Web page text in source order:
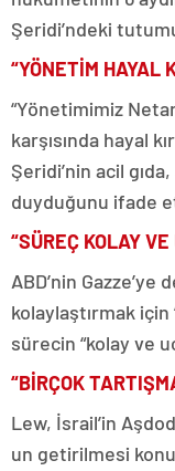
Şeridi’ndeki
“YÖNETİM HAYAL
“Yönetimimiz
karşısında hayal
Şeridi’nin acil
duyduğunu ifade
“SÜREÇ KOLAY VE
ABD’nin
kolaylaştırmak için
sürecin “kolay ve
“BİRÇOK
Lew, İsrail’in
un getirilmesi